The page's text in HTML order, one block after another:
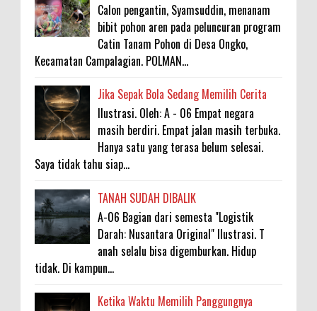
Calon pengantin, Syamsuddin, menanam
bibit pohon aren pada peluncuran program
Catin Tanam Pohon di Desa Ongko,
Kecamatan Campalagian. POLMAN...
Jika Sepak Bola Sedang Memilih Cerita
Ilustrasi. Oleh: A - 06 Empat negara
masih berdiri. Empat jalan masih terbuka.
Hanya satu yang terasa belum selesai.
Saya tidak tahu siap...
TANAH SUDAH DIBALIK
A-06 Bagian dari semesta "Logistik
Darah: Nusantara Original" Ilustrasi. T
anah selalu bisa digemburkan. Hidup
tidak. Di kampun...
Ketika Waktu Memilih Panggungnya